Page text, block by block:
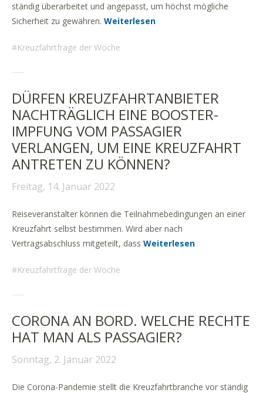
ständig überarbeitet und angepasst, um höchst mögliche
Sicherheit zu gewähren. Weiterlesen
Kreuzfahrtfrage der Woche
DÜRFEN KREUZFAHRTANBIETER
NACHTRÄGLICH EINE BOOSTER-
IMPFUNG VOM PASSAGIER
VERLANGEN, UM EINE KREUZFAHRT
ANTRETEN ZU KÖNNEN?
Freitag, 14. Januar 2022
Reiseveranstalter können die Teilnahmebedingungen an einer
Kreuzfahrt selbst bestimmen. Wird aber nach
Vertragsabschluss mitgeteilt, dass Weiterlesen
Kreuzfahrtfrage der Woche
CORONA AN BORD. WELCHE RECHTE
HAT MAN ALS PASSAGIER?
Sonntag, 2. Januar 2022
Die Corona-Pandemie stellt die Kreuzfahrtbranche vor ständig